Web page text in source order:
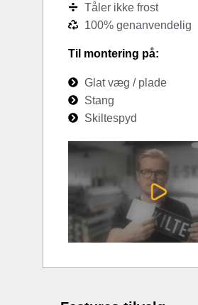
Tåler ikke frost
100% genanvendelig
Til montering på:
Glat væg / plade
Stang
Skiltespyd